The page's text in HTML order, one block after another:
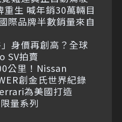
生 喊年銷30萬輛目
際品牌半數銷量來自
身價再創高？全球
SV拍賣
公里！Nissan
創金氏世界紀錄
為美國打造
量系列